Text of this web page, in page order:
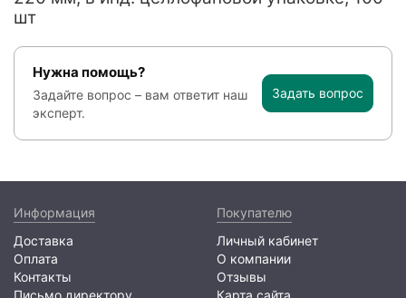
шт
Нужна помощь?
Задайте вопрос – вам ответит наш
эксперт.
Задать вопрос
Информация
Доставка
Оплата
Контакты
Письмо директору
Покупателю
Личный кабинет
О компании
Отзывы
Карта сайта